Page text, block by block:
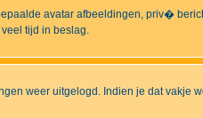
avatar afbeeldingen, priv�
tijd in beslag.
weer uitgelogd. Indien je dat